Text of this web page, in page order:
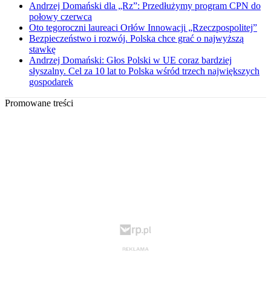
Andrzej Domański dla „Rz”: Przedłużymy program CPN do
połowy czerwca
Oto tegoroczni laureaci Orłów Innowacji „Rzeczpospolitej”
Bezpieczeństwo i rozwój. Polska chce grać o najwyższą
stawkę
Andrzej Domański: Głos Polski w UE coraz bardziej
słyszalny. Cel za 10 lat to Polska wśród trzech największych
gospodarek
Promowane treści